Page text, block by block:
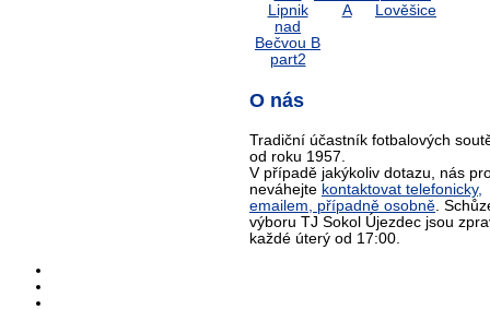
O nás
Tradiční účastník fotbalových
od roku 1957.
V případě jakýkoliv dotazu, nás
neváhejte kontaktovat telefonicky,
emailem, případně osobně.
výboru TJ Sokol Újezdec jsou
každé úterý od 17:00.